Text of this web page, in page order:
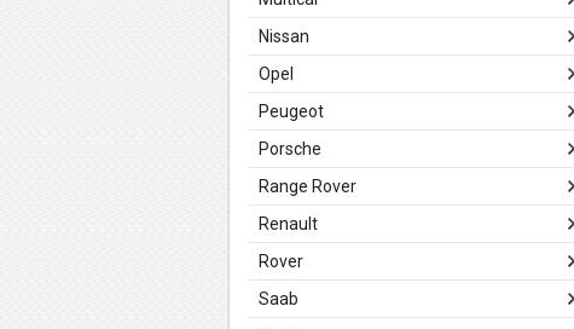
Nissan
Opel
Peugeot
Porsche
Range Rover
Renault
Rover
Saab